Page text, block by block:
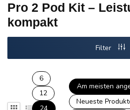
Pro 2 Pod Kit –
kompakt
Filter
6
12
Am meisten
Neueste